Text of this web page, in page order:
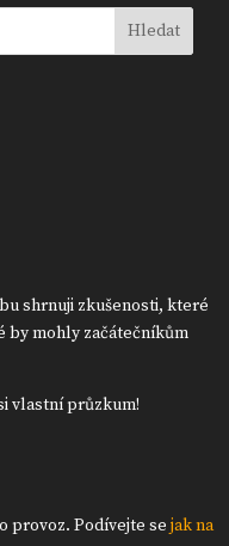
shrnuji zkušenosti, které
by mohly začátečníkům
vlastní průzkum!
provoz. Podívejte sejak na